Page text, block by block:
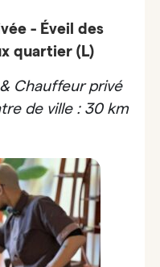
- Éveil des
quartier (L)
Chauffeur privé
de ville : 30 km